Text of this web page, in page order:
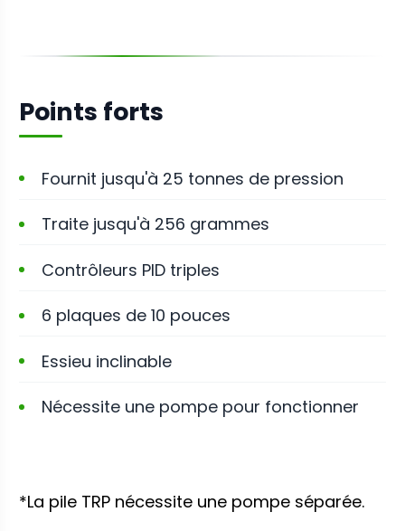
Points forts
Fournit jusqu'à 25 tonnes de pression
Traite jusqu'à 256 grammes
Contrôleurs PID triples
6 plaques de 10 pouces
Essieu inclinable
Nécessite une pompe pour fonctionner
*La pile TRP nécessite une pompe séparée.